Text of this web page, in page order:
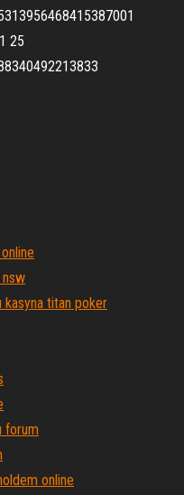
25
titan poker
forum
online